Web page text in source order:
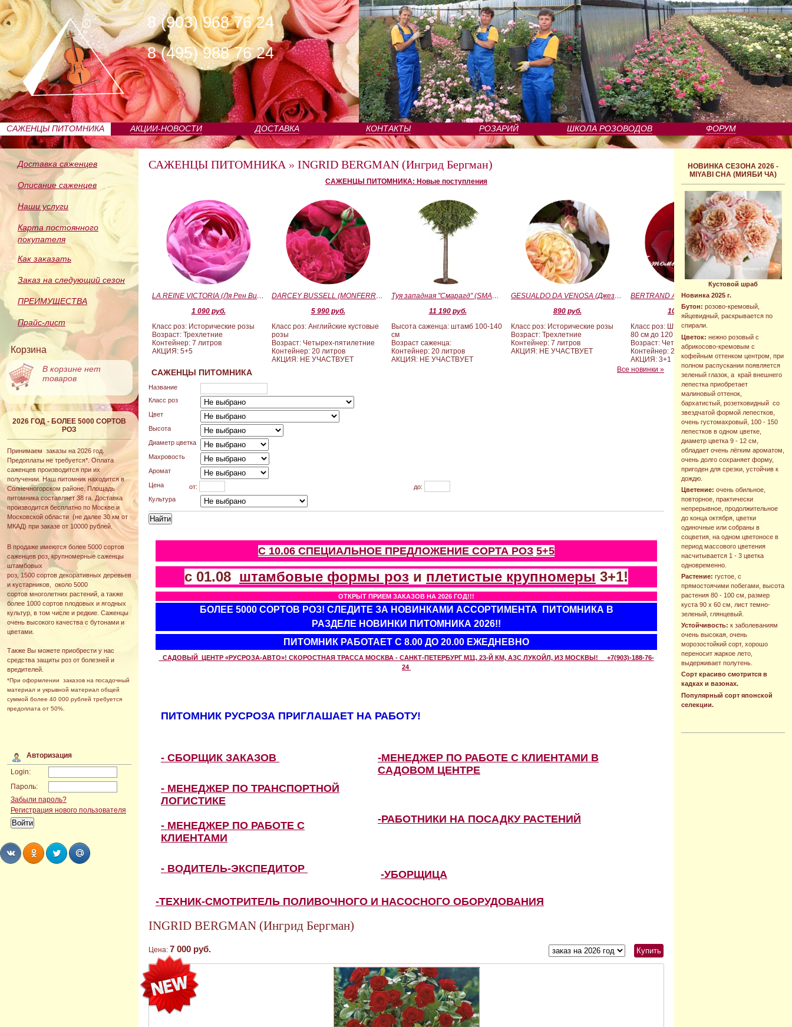
8 (903) 968 76 24
8 (495) 988 76 24
САЖЕНЦЫ ПИТОМНИКА АКЦИИ-НОВОСТИ ДОСТАВКА КОНТАКТЫ РОЗАРИЙ ШКОЛА РОЗОВОДОВ ФОРУМ
Доставка саженцев
Описание саженцев
Наши услуги
Карта постоянного
покупателя
Как заказать
Заказ на следующий сезон
ПРЕИМУЩЕСТВА
Прайс-лист
Корзина
В корзине нет
товаров
2026 ГОД - БОЛЕЕ 5000 СОРТОВ
РОЗ
Принимаем заказы на 2026 год.
Предоплаты не требуется*. Оплата
саженцев производится при их
получении. Наш питомник находится в
Солнечногорском районе. Площадь
питомника составляет 38 га. Доставка
производится бесплатно по Москве и
Московской области (не далее 30 км от
МКАД) при заказе от 10000 рублей.
В продаже имеются более 5000 сортов
саженцев роз, крупномерные саженцы
штамбовых
роз, 1500 сортов декоративных деревьев
и кустарников, около 5000
сортов многолетних растений, а также
более 1000 сортов плодовых и ягодных
культур, в том числе и редкие. Саженцы
очень высокого качества с бутонами и
цветами.
Также Вы можете приобрести у нас
средства защиты роз от болезней и
вредителей.
*При оформлении заказов на посадочный
материал и укрывной материал общей
суммой более 40 000 рублей требуется
предоплата от 50%.
Авторизация
Login:
Пароль:
Забыли пароль?
Регистрация нового пользователя
НОВИНКА СЕЗОНА 2026 -
MIYABI CHA (МИЯБИ ЧА)
Кустовой шраб
Новинка 2025 г.
Бутон: розово-кремовый,
яйцевидный, раскрывается по
спирали.
Цветок: нежно розовый с
абрикосово-кремовым с
кофейным оттенком центром, при
полном распускании появляется
зеленый глазок, а край внешнего
лепестка приобретает
малиновый оттенок,
бархатистый, розетковидный со
звездчатой формой лепестков,
очень густомахровый, 100 - 150
лепестков в одном цветке,
диаметр цветка 9 - 12 см,
обладает очень лёгким ароматом,
очень долго сохраняет форму,
пригоден для срезки, устойчив к
дождю.
Цветение: очень обильное,
повторное, практически
непрерывное, продолжительное
до конца октября, цветки
одиночные или собраны в
соцветия, на одном цветоносе в
период массового цветения
насчитывается 1 - 3 цветка
одновременно.
Растение: густое, с
прямостоячими побегами, высота
растения 80 - 100 см, размер
куста 90 х 60 см, лист темно-
зеленый, глянцевый.
Устойчивость: к заболеваниям
очень высокая, очень
морозостойкий сорт, хорошо
переносит жаркое лето,
выдерживает полутень.
Сорт красиво смотрится в
кадках и вазонах.
Популярный сорт японской
селекции.
САЖЕНЦЫ ПИТОМНИКА » INGRID BERGMAN (Ингрид Бергман)
САЖЕНЦЫ ПИТОМНИКА: Новые поступления
LA REINE VICTORIA (Ля Рен Виктория)
1 090 руб.
Класс роз: Исторические розы
Возраст: Трехлетние
Контейнер: 7 литров
АКЦИЯ: 5+5
DARCEY BUSSELL (MONFERRATO) (Дарси Басл)
5 990 руб.
Класс роз: Английские кустовые
розы
Возраст: Четырех-пятилетние
Контейнер: 20 литров
АКЦИЯ: НЕ УЧАСТВУЕТ
Туя западная "Смарагд" (SMARAGD) ШТАМБ 100-140
11 190 руб.
Высота саженца: штамб 100-140
см
Возраст саженца:
Контейнер: 20 литров
АКЦИЯ: НЕ УЧАСТВУЕТ
GESUALDO DA VENOSA (Джезуальдо Ди Веноза)
890 руб.
Класс роз: Исторические розы
Возраст: Трехлетние
Контейнер: 7 литров
АКЦИЯ: НЕ УЧАСТВУЕТ
BERTRAND AMOUSSOU (Бертран Амуссу)
10 000 руб.
Класс роз: Штамбовые формы от
80 см до 120 см
Возраст: Четырех-пятилетние
Контейнер: 20 литров
АКЦИЯ: 3+1
Все новинки »
САЖЕНЦЫ ПИТОМНИКА
Название
Класс роз
Цвет
Высота
Диаметр цветка
Махровость
Аромат
Цена
от:
до:
Культура
С 10.06 СПЕЦИАЛЬНОЕ ПРЕДЛОЖЕНИЕ СОРТА РОЗ 5+5
с 01.08 штамбовые формы роз и плетистые крупномеры 3+1!
ОТКРЫТ ПРИЕМ ЗАКАЗОВ НА 2026 ГОД!!!
БОЛЕЕ 5000 СОРТОВ РОЗ! СЛЕДИТЕ ЗА НОВИНКАМИ АССОРТИМЕНТА ПИТОМНИКА В
РАЗДЕЛЕ НОВИНКИ ПИТОМНИКА 2026!!
ПИТОМНИК РАБОТАЕТ С 8.00 ДО 20.00 ЕЖЕДНЕВНО
САДОВЫЙ ЦЕНТР «РУСРОЗА-АВТО»! СКОРОСТНАЯ ТРАССА МОСКВА - САНКТ-ПЕТЕРБУРГ М11, 23-Й КМ, АЗС ЛУКОЙЛ, ИЗ МОСКВЫ! +7(903)-188-76-
24
ПИТОМНИК РУСРОЗА ПРИГЛАШАЕТ НА РАБОТУ!
- СБОРЩИК ЗАКАЗОВ
-МЕНЕДЖЕР ПО РАБОТЕ С КЛИЕНТАМИ В
САДОВОМ ЦЕНТРЕ
- МЕНЕДЖЕР ПО ТРАНСПОРТНОЙ
ЛОГИСТИКЕ
- МЕНЕДЖЕР ПО РАБОТЕ С
КЛИЕНТАМИ
-РАБОТНИКИ НА ПОСАДКУ РАСТЕНИЙ
- ВОДИТЕЛЬ-ЭКСПЕДИТОР -УБОРЩИЦА
-ТЕХНИК-СМОТРИТЕЛЬ ПОЛИВОЧНОГО И НАСОСНОГО ОБОРУДОВАНИЯ
INGRID BERGMAN (Ингрид Бергман)
Цена: 7 000 руб.